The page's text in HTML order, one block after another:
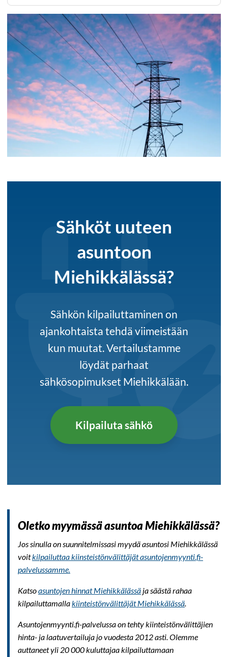
Sähköt uuteen
asuntoon
Miehikkälässä?
Sähkön kilpailuttaminen on
ajankohtaista tehdä viimeistään
kun muutat. Vertailustamme
löydät parhaat
sähkösopimukset Miehikkälään.
Kilpailuta sähkö
Oletko myymässä asuntoa Miehikkälässä?
Jos sinulla on suunnitelmissasi myydä asuntosi Miehikkälässä
voitkilpailuttaa kiinsteistönvälittäjät asuntojenmyynti.fi-
palvelussamme.
Katsoasuntojen hinnat Miehikkälässä ja säästä rahaa
kilpailuttamallakiinteistönvälittäjät Miehikkälässä.
Asuntojenmyynti.fi-palvelussa on tehty kiinteistönvälittäjien
hinta- ja laatuvertailuja jo vuodesta 2012 asti. Olemme
auttaneet yli 20 000 kuluttajaa kilpailuttamaan